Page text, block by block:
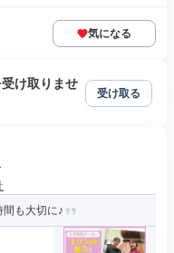
気になる
け取りませ
受け取る
も大切に♪